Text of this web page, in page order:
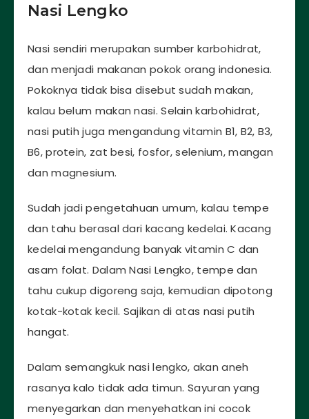
Nasi Lengko
Nasi sendiri merupakan sumber karbohidrat,
dan menjadi makanan pokok orang indonesia.
Pokoknya tidak bisa disebut sudah makan,
kalau belum makan nasi. Selain karbohidrat,
nasi putih juga mengandung vitamin B1, B2, B3,
B6, protein, zat besi, fosfor, selenium, mangan
dan magnesium.
Sudah jadi pengetahuan umum, kalau tempe
dan tahu berasal dari kacang kedelai. Kacang
kedelai mengandung banyak vitamin C dan
asam folat. Dalam Nasi Lengko, tempe dan
tahu cukup digoreng saja, kemudian dipotong
kotak-kotak kecil. Sajikan di atas nasi putih
hangat.
Dalam semangkuk nasi lengko, akan aneh
rasanya kalo tidak ada timun. Sayuran yang
menyegarkan dan menyehatkan ini cocok